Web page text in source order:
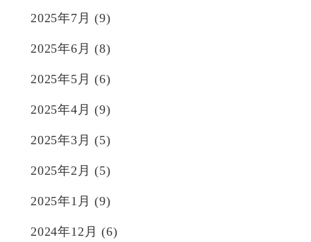
2025年7月 (9)
2025年6月 (8)
2025年5月 (6)
2025年4月 (9)
2025年3月 (5)
2025年2月 (5)
2025年1月 (9)
2024年12月 (6)